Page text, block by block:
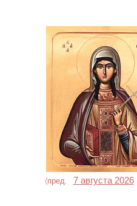
〈пред. 7 августа 2026